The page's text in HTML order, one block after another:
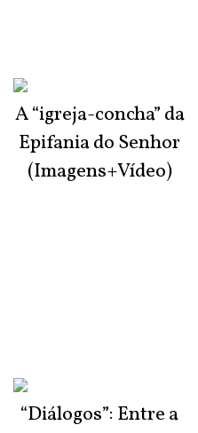
A “igreja-concha” da
Epifania do Senhor
(Imagens+Vídeo)
“Diálogos”: Entre a